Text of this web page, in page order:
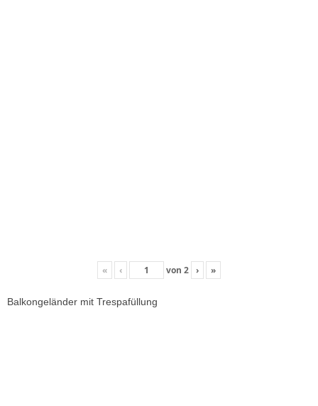
« ‹ von 2 › »
Balkongeländer mit Trespafüllung